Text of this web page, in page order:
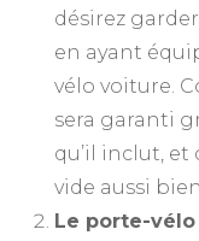
désirez
en ayant
vélo voiture.
sera garanti
qu’il inclut, et
vide aussi
Le porte-vélo